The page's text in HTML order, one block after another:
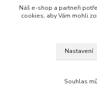
info@multivan-shop.cz
Náš e-shop a partneři
cookies, aby Vám mohli
Nastavení
Souhlas